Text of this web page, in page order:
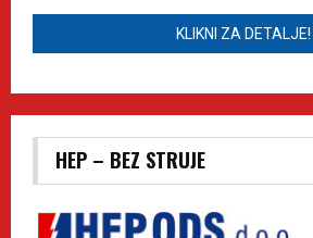
KLIKNI ZA DETALJE!
HEP – BEZ STRUJE